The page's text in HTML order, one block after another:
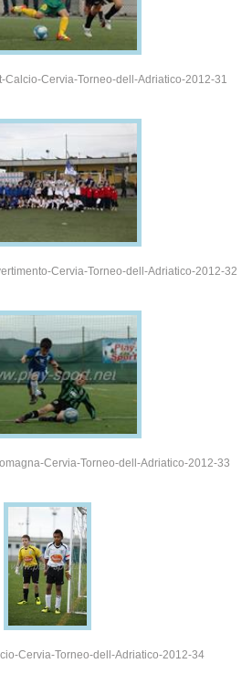
Calcio-Cervia-Torneo-dell-Adriatico-2012-31
Cervia-Torneo-dell-Adriatico-2012-32
Cervia-Torneo-dell-Adriatico-2012-33
Cervia-Torneo-dell-Adriatico-2012-34